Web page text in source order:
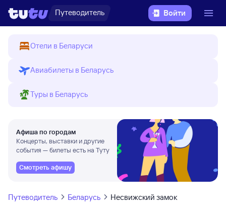
Путеводитель Войти
Отели в Беларуси
Авиабилеты в Беларусь
Туры в Беларусь
Афиша по городам
Концерты, выставки и другие
события — билеты есть на Туту
Смотреть афишу
Путеводитель Беларусь Несвижский замок